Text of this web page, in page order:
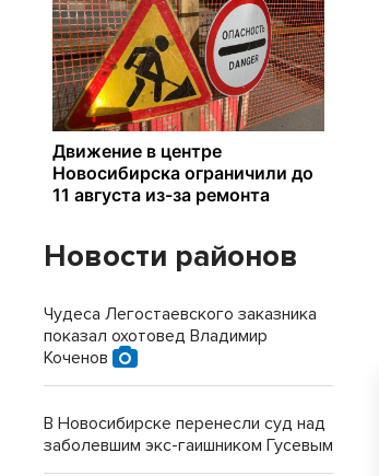
Новости районов
Чудеса Легостаевского заказника
показал охотовед Владимир
Коченов
В Новосибирске перенесли суд над
заболевшим экс-гаишником Гусевым